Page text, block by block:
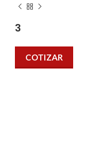
3
COTIZAR